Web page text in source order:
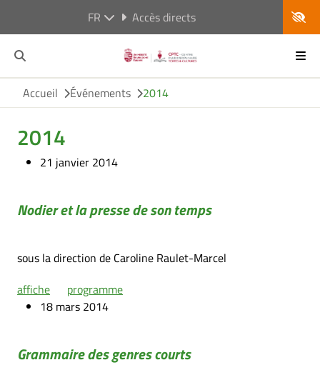
FR Accès directs
Accueil Événements 2014
2014
21 janvier 2014
Nodier et la presse de son temps
sous la direction de Caroline Raulet-Marcel
affiche
programme
18 mars 2014
Grammaire des genres courts